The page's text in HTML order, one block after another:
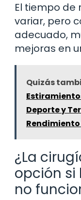
El tiempo de
variar, pero
adecuado,
mejoras en
Quizás
Deporte y
¿La
opción
no